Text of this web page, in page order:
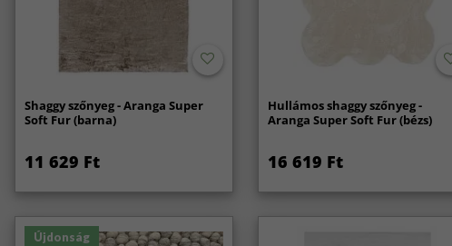
Shaggy szőnyeg - Aranga Super
Soft Fur (barna)
11 629 Ft
Hullámos shaggy szőnyeg -
Aranga Super Soft Fur (bézs)
16 619 Ft
Újdonság